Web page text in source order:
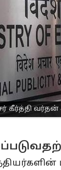
கீர்த்தி வர்தன்
கொலை